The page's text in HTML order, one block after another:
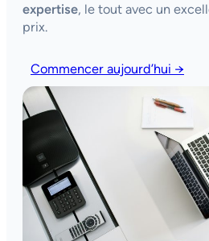
expertise, le tout avec un
prix.
Commencer aujourd’hui →